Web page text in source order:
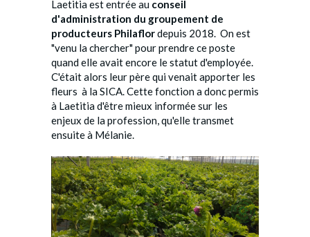
Laetitia est entrée au conseil
d'administration du groupement de
producteurs Philaflordepuis 2018. On est
"venu la chercher" pour prendre ce poste
quand elle avait encore le statut d'employée.
C'était alors leur père qui venait apporter les
fleurs à la SICA. Cette fonction a donc permis
à Laetitia d'être mieux informée sur les
enjeux de la profession, qu'elle transmet
ensuite à Mélanie.